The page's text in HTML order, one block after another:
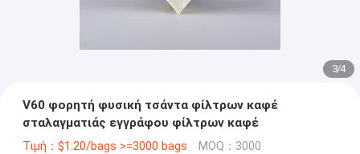
3/4
V60 φορητή φυσική τσάντα φίλτρων καφέ
σταλαγματιάς εγγράφου φίλτρων καφέ
Τιμή：$1.20/bags >=3000 bags MOQ：3000